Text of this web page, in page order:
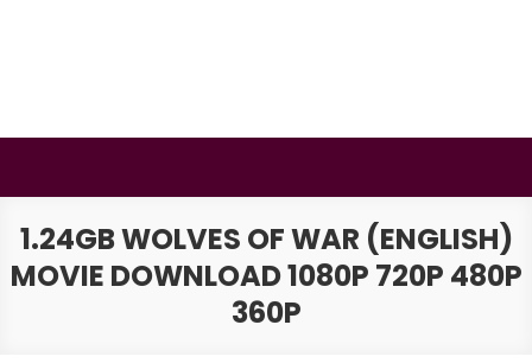
1.24GB WOLVES OF WAR (ENGLISH)
MOVIE DOWNLOAD 1080P 720P 480P
360P